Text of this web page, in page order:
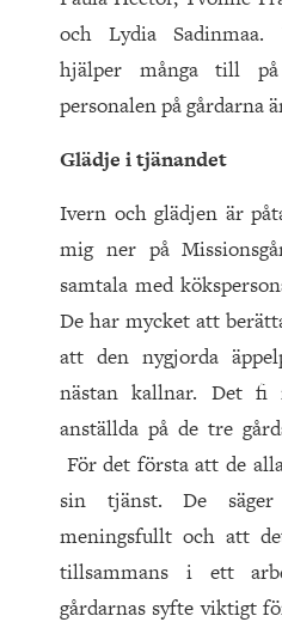
och Lydia
hjälper många till
personalen på gårdarna
Glädje i tjänandet
Ivern och glädjen är
mig ner på
samtala med
De har mycket att
att den nygjorda
nästan kallnar. Det fi
anställda på de tre
För det första att de
sin tjänst. De
meningsfullt och att
tillsammans i ett
gårdarnas syfte viktigt